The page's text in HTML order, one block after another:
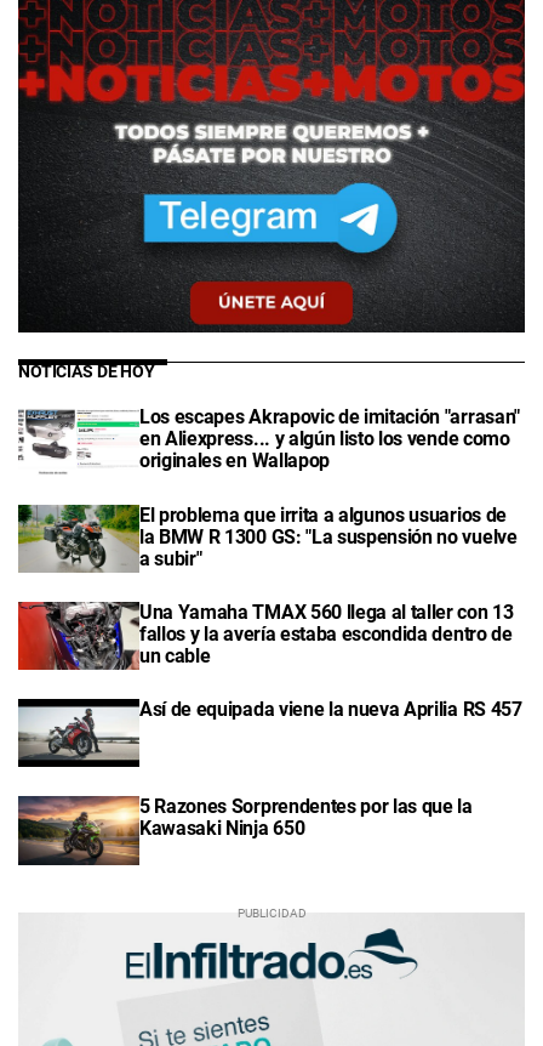
NOTICIAS DE HOY
Los escapes Akrapovic de imitación "arrasan"
en Aliexpress... y algún listo los vende como
originales en Wallapop
El problema que irrita a algunos usuarios de
la BMW R 1300 GS: "La suspensión no vuelve
a subir"
Una Yamaha TMAX 560 llega al taller con 13
fallos y la avería estaba escondida dentro de
un cable
Así de equipada viene la nueva Aprilia RS 457
5 Razones Sorprendentes por las que la
Kawasaki Ninja 650